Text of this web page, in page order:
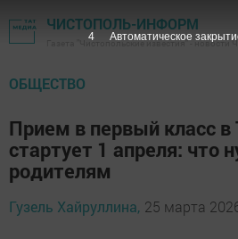
ЧИСТОПОЛЬ-ИНФОРМ
Газета "Чистопольские известия" - новости
ОБЩЕСТВО
Прием в первый класс в
стартует 1 апреля: что
родителям
Гузель Хайруллина, 25 марта
3 Автоматическое